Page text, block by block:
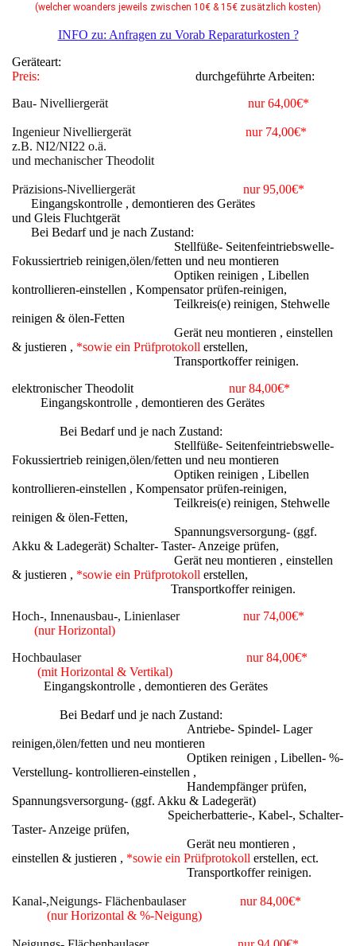
(welcher woanders jeweils zwischen 10€ & 15€ zusätzlich kosten)
INFO zu: Anfragen zu Vorab Reparaturkosten ?
Geräteart:
Preis:
durchgeführte Arbeiten:
Bau- Nivelliergerät
nur 64,00€*
Ingenieur Nivelliergerät
nur 74,00€*
z.B. NI2/NI22 o.ä.
und mechanischer Theodolit
Präzisions-Nivelliergerät
nur 95,00€*
Eingangskontrolle , demontieren des Gerätes
und Gleis Fluchtgerät
Bei Bedarf und je nach Zustand:
Stellfüße- Seitenfeintriebswelle-
Fokussiertrieb reinigen,ölen/fetten und neu montieren
Optiken reinigen , Libellen
kontrollieren-einstellen , Kompensator prüfen-reinigen,
Teilkreis(e) reinigen, Stehwelle
reinigen & ölen-Fetten
Gerät neu montieren , einstellen
& justieren , *sowie ein Prüfprotokoll erstellen,
Transportkoffer reinigen.
elektronischer Theodolit nur 84,00€*
Eingangskontrolle , demontieren des Gerätes
Bei Bedarf und je nach Zustand:
Stellfüße- Seitenfeintriebswelle-
Fokussiertrieb reinigen,ölen/fetten und neu montieren
Optiken reinigen , Libellen
kontrollieren-einstellen , Kompensator prüfen-reinigen,
Teilkreis(e) reinigen, Stehwelle
reinigen & ölen-Fetten,
Spannungsversorgung- (ggf.
Akku & Ladegerät) Schalter- Taster- Anzeige prüfen,
Gerät neu montieren , einstellen
& justieren , *sowie ein Prüfprotokoll erstellen,
Transportkoffer reinigen.
Hoch-, Innenausbau-, Linienlaser
nur 74,00€*
(nur Horizontal)
Hochbaulaser
nur 84,00€*
(mit Horizontal & Vertikal)
Eingangskontrolle , demontieren des Gerätes
Bei Bedarf und je nach Zustand:
Antriebe- Spindel- Lager
reinigen,ölen/fetten und neu montieren
Optiken reinigen , Libellen- %-
Verstellung- kontrollieren-einstellen ,
Handempfänger prüfen,
Spannungsversorgung- (ggf. Akku & Ladegerät)
Speicherbatterie-, Kabel-, Schalter-
Taster- Anzeige prüfen,
Gerät neu montieren ,
einstellen & justieren , *sowie ein Prüfprotokoll erstellen, ect.
Transportkoffer reinigen.
Kanal-,Neigungs- Flächenbaulaser
nur 84,00€*
(nur Horizontal & %-Neigung)